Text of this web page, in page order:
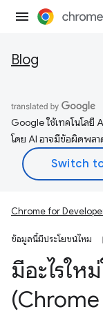
Blog
Google ใช้เทคโนโลยี
โดย AI อาจมีข้อผิดพลา
Chrome for
ข้อมูลนี้มีประโยชน์ไหม
มีอะไรให
(Chrome